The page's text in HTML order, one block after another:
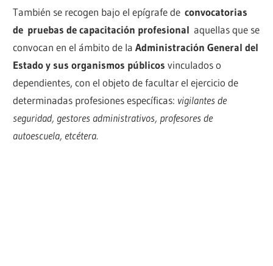
También se recogen bajo el epígrafe deconvocatorias
de pruebas de capacitación profesional aquellas que se
convocan en el ámbito de laAdministración General del
Estado y sus organismos públicos vinculados o
dependientes, con el objeto de facultar el ejercicio de
determinadas profesiones específicas: vigilantes de
seguridad, gestores administrativos, profesores de
autoescuela, etcétera.